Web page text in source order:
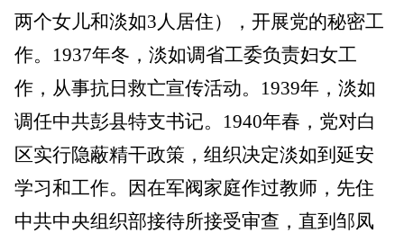
两个女儿和淡如3人居住），开展党的秘密工
作。1937年冬，淡如调省工委负责妇女工
作，从事抗日救亡宣传活动。1939年，淡如
调任中共彭县特支书记。1940年春，党对白
区实行隐蔽精干政策，组织决定淡如到延安
学习和工作。因在军阀家庭作过教师，先住
中共中央组织部接待所接受审查，直到邹凤